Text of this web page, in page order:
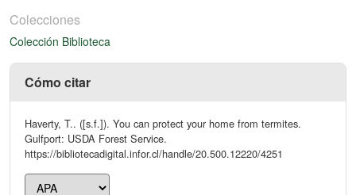
Colecciones
Colección Biblioteca
Cómo citar
Haverty, T.. ([s.f.]). You can protect your home from termites.
Gulfport: USDA Forest Service.
https://bibliotecadigital.infor.cl/handle/20.500.12220/4251